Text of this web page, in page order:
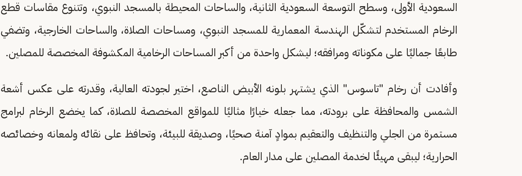
السعودية الأولى، وسطح التوسعة السعودية الثانية، والساحات المحيطة بالمسجد النبوي، وتتنوع مقاسات قطع
الرخام المستخدم لتشكّل الهندسة المعمارية للمسجد النبوي، ومساحات الصلاة، والساحات الخارجية، وتضفي
طابعًا جماليًا على مكوناته ومرافقه؛ ليشكل واحدة من أكبر المساحات الرخامية المكشوفة المخصصة للمصلين.
وأفادت أن رخام "تاسوس" الذي يشتهر بلونه الأبيض الناصع، اختير لجودته العالية، وقدرته على عكس أشعة
الشمس والمحافظة على برودته، مما جعله خيارًا مثاليًا للمواقع المخصصة للصلاة، كما يخضع الرخام لبرامج
مستمرة من الجلي والتنظيف والتعقيم بموادٍ آمنة صحيًا، وصديقة للبيئة، وتحافظ على نقائه ولمعانه وخصائصه
الحرارية؛ ليبقى مهيئًا لخدمة المصلين على مدار العام.